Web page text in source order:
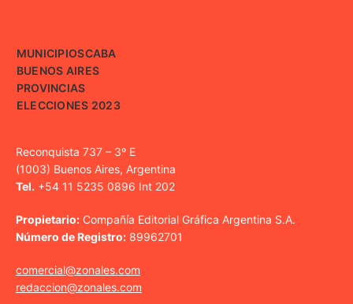
MUNICIPIOSCABA
BUENOS AIRES
PROVINCIAS
ELECCIONES 2023
Reconquista 737 – 3º E
(1003) Buenos Aires, Argentina
Tel. +54 11 5235 0896 Int 202
Propietario: Compañía Editorial Gráfica Argentina S.A.
Número de Registro: 89962701
comercial@zonales.com
redaccion@zonales.com